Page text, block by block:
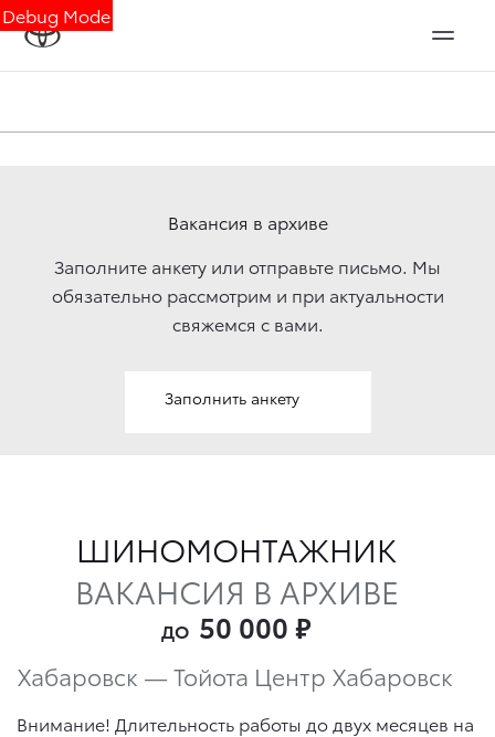
Debug Mode
Вакансия в архиве
Заполните анкету или отправьте письмо. Мы
обязательно рассмотрим и при актуальности
свяжемcя с вами.
Заполнить анкету
ШИНОМОНТАЖНИК
ВАКАНСИЯ В АРХИВЕ
ДО 50 000 ₽
Хабаровск — Тойота Центр Хабаровск
Внимание! Длительность работы до двух месяцев на